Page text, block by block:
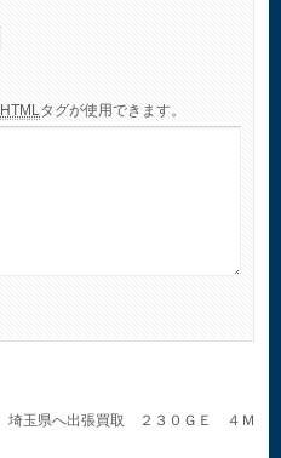
HTML タグが使用できます。
埼玉県へ出張買取 ２３０ＧＥ ４Ｍ